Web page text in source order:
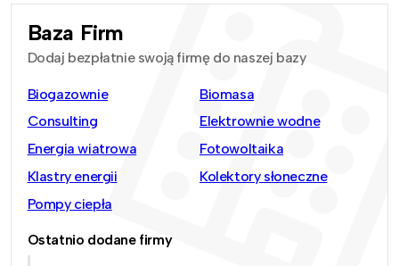
Baza Firm
Dodaj bezpłatnie swoją firmę do naszej bazy
Biogazownie
Biomasa
Consulting
Elektrownie wodne
Energia wiatrowa
Fotowoltaika
Klastry energii
Kolektory słoneczne
Pompy ciepła
Ostatnio dodane firmy